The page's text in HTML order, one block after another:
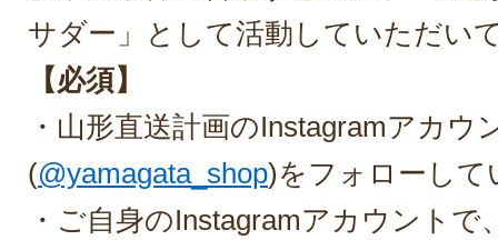
サダー」として活動していただい
【必須】
・山形直送計画のInstagramアカウ
(@yamagata_shop)をフォローして
・ご自身のInstagramアカウントで